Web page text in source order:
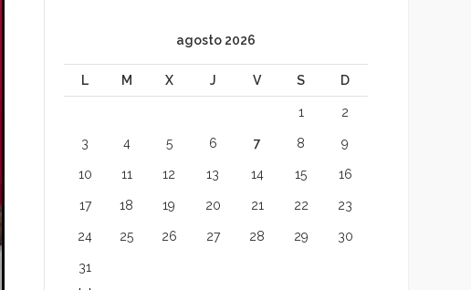
agosto 2026
L M X J V S D
1 2
3 4 5 6 7 8 9
10 11 12 13 14 15 16
17 18 19 20 21 22 23
24 25 26 27 28 29 30
31